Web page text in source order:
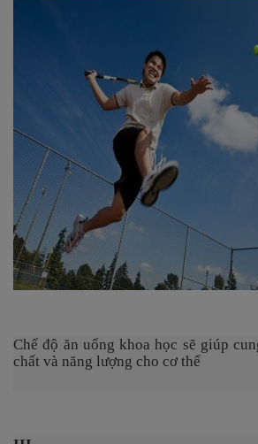
Chế độ ăn uống khoa học sẽ giúp
chất và năng lượng cho cơ thể